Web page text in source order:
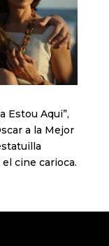
Estou Aqui”,
a la Mejor
cine carioca.